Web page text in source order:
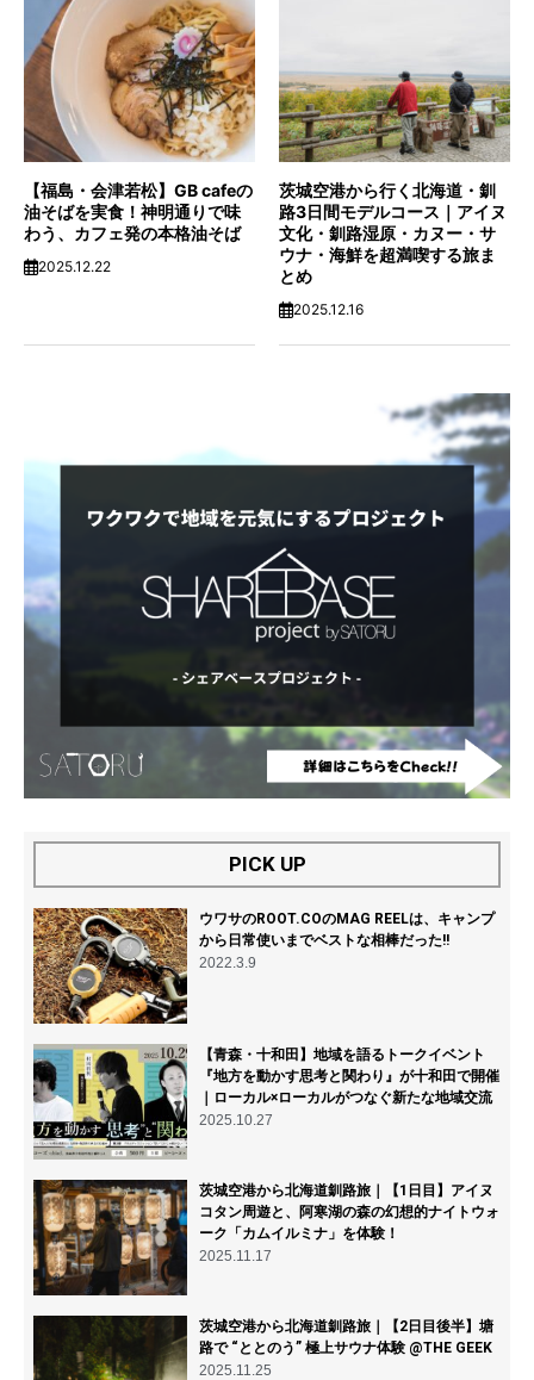
【福島・会津若松】GB cafeの
油そばを実食！神明通りで味
わう、カフェ発の本格油そば
2025.12.22
茨城空港から行く北海道・釧
路3日間モデルコース｜アイヌ
文化・釧路湿原・カヌー・サ
ウナ・海鮮を超満喫する旅ま
とめ
2025.12.16
PICK UP
ウワサのROOT.COのMAG REELは、キャンプ
から日常使いまでベストな相棒だった!!
2022.3.9
【青森・十和田】地域を語るトークイベント
『地方を動かす思考と関わり』が十和田で開催
｜ローカル×ローカルがつなぐ新たな地域交流
2025.10.27
茨城空港から北海道釧路旅｜【1日目】アイヌ
コタン周遊と、阿寒湖の森の幻想的ナイトウォ
ーク「カムイルミナ」を体験！
2025.11.17
茨城空港から北海道釧路旅｜【2日目後半】塘
路で “ととのう” 極上サウナ体験 @THE GEEK
2025.11.25